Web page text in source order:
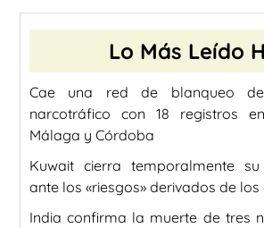
Lo Más Leído
Cae una red de blanqueo
narcotráfico con 18 registros
Málaga y Córdoba
Kuwait cierra temporalmente
ante los «riesgos» derivados de
India confirma la muerte de tres